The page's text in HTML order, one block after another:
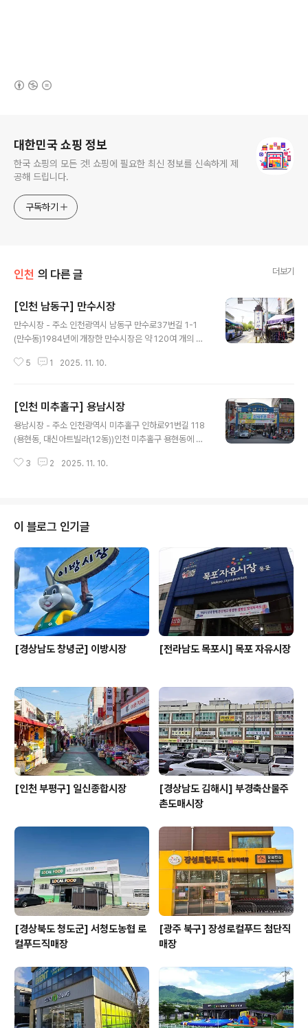
대한민국 쇼핑 정보
한국 쇼핑의 모든 것! 쇼핑에 필요한 최신 정보를 신속하게 제
공해 드립니다.
구독하기
인천 의 다른 글 더보기
[인천 남동구] 만수시장
만수시장 - 주소 인천광역시 남동구 만수로37번길 1-1
(만수동)1984년에 개장한 만수시장은 약 120여 개의 점
장이다. 옛날 전통시장 분위기를 많이 간직하고 있으며 다
물에 이용객들을 위한 쉼터 공간이 마련되어 있다. ※ 소개
정보 - 영업시간 : 점포별 상이 - 쉬는날 : 점포별 상이 - 개
장일 : 상설 시장 - 판매품목 : 식료품 / 생활잡화 / 의류 등
장실설명 : 있음◎ 주위 관광 정보⊙ 미소로 - 미소로 032
5 1 2025. 11. 10.
[인천 미추홀구] 용남시장
용남시장 - 주소 인천광역시 미추홀구 인하로91번길 118
(용현동, 대신아트빌라(12동))인천 미추홀구 용현동에 위
포가 운영 중이다. 용남시장에는 새우, 꽃게 등 서해에서 나
있어 쾌적한 환경에서 장보기를 할 수 있다. ※ 소개 정보 -
영업시간 : 점포별 상이함 - 쉬는날 : 점포별 상이함 - 개장
일 : 상설 시장 - 판매품목 : 식료품 / 생활잡화 / 의류 등 -
문의및안내 : 032-868-2349 - 주차시설 : 가능 - 화장
실설명 : 있음◎ 주위 관광 정보⊙ 학산소극..
3 2 2025. 11. 10.
이 블로그 인기글
[경상남도 창녕군] 이방시장 [전라남도 목포시] 목포 자유시장
[인천 부평구] 일신종합시장
[경상남도 김해시] 부경축산물주
촌도매시장
[경상북도 청도군] 서청도농협 로
컬푸드직매장
[광주 북구] 장성로컬푸드 첨단직
매장